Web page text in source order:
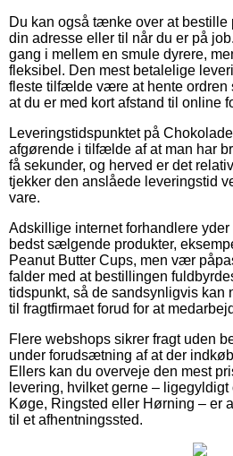
Du kan også tænke over at bestille
din adresse eller til når du er på
gang i mellem en smule dyrere,
fleksibel. Den mest betalelige
fleste tilfælde være at hente ordren
at du er med kort afstand til online
Leveringstidspunktet på
afgørende i tilfælde af at man har
få sekunder, og herved er det
tjekker den anslåede leveringstid
vare.
Adskillige internet forhandlere
bedst sælgende produkter,
Peanut Butter Cups, men vær
falder med at bestillingen
tidspunkt, så de sandsynligvis kan
til fragtfirmaet forud for at
Flere webshops sikrer fragt uden
under forudsætning af at der
Ellers kan du overveje den mest
levering, hvilket gerne –
Køge, Ringsted eller Hørning – er
til et afhentningssted.